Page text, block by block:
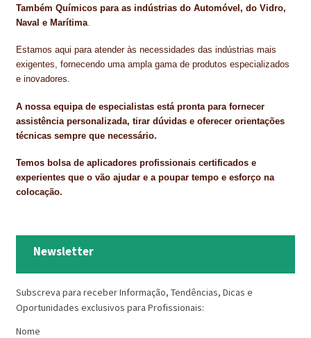
Também Químicos para as indústrias do Automóvel, do Vidro,
Naval e Marítima.
Estamos aqui para atender às necessidades das indústrias mais
exigentes, fornecendo uma ampla gama de produtos especializados
e inovadores.
A nossa equipa de especialistas está pronta para fornecer
assistência personalizada, tirar dúvidas e oferecer orientações
técnicas sempre que necessário.
Temos bolsa de aplicadores profissionais certificados e
experientes que o vão ajudar e a poupar tempo e esforço na
colocação.
Newsletter
Subscreva para receber Informação, Tendências, Dicas e
Oportunidades exclusivos para Profissionais:
Nome